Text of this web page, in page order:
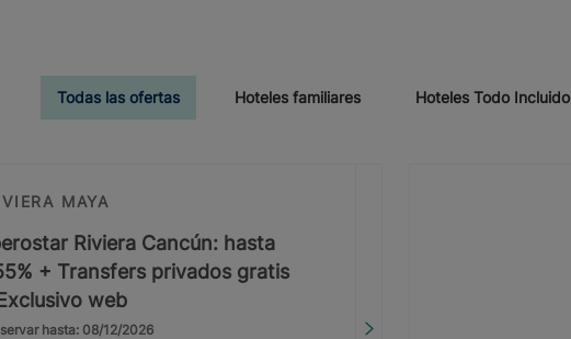
Todas las ofertas Hoteles familiares Hoteles Todo Incluido
MAYA
Riviera Cancún: hasta
+ Transfers privados gratis
Exclusivo web
hasta: 08/12/2026